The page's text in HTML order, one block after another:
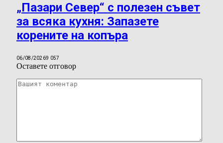
„Пазари Север“ с полезен съвет
за всяка кухня: Запазете
корените на копъра
06/08/20269 057
Оставете отговор